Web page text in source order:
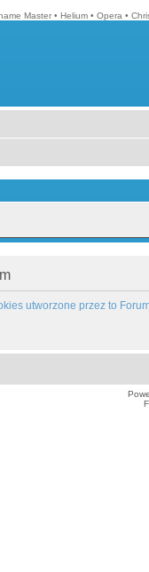
Master • Helium • Opera •
utworzone przez to